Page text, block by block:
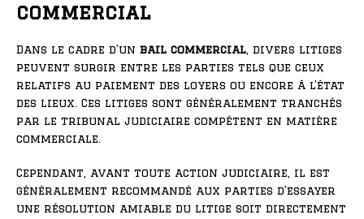
commercial
Dans le cadre d’un bail commercial , divers litiges
peuvent surgir entre les parties tels que ceux
relatifs au paiement des loyers ou encore à l’état
des lieux. Ces litiges sont généralement tranchés
par le tribunal judiciaire compétent en matière
commerciale.
Cependant, avant toute action judiciaire, il est
généralement recommandé aux parties d’essayer
une résolution amiable du litige soit directement